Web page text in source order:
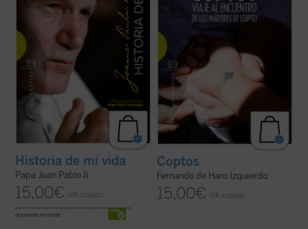
Historia de mi vida
Papa Juan Pablo II
15,00€ IVA incluido
disponible en ebook:
Coptos
Fernando de Haro Izquierdo
15,00€ IVA incluido